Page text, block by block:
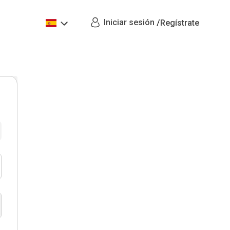
Iniciar sesión /Regístrate